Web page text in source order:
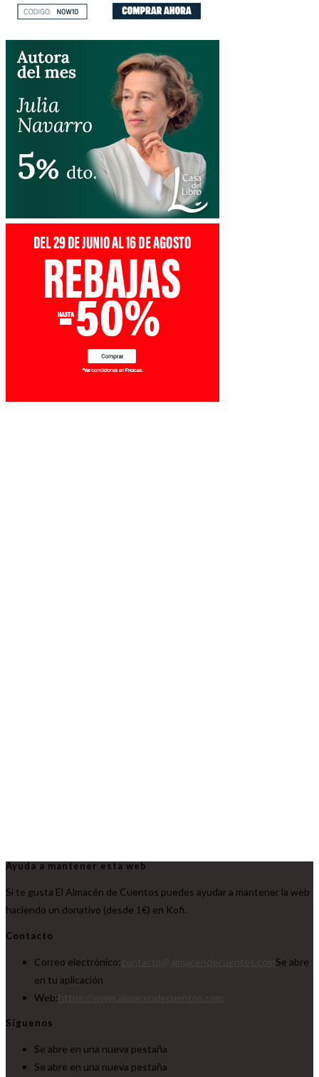
Ayuda a mantener esta web
Si te gusta El Almacén de Cuentos puedes ayudar a mantener la web
haciendo un donativo (desde 1€) en Kofi.
Contacto
Correo electrónico:
Se abre
en tu aplicación
Web:
Síguenos
Se abre en una nueva pestaña
Se abre en una nueva pestaña